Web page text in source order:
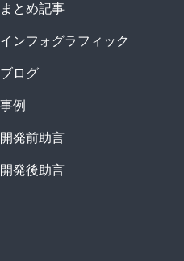
まとめ記事
インフォグラフィック
ブログ
事例
開発前助言
開発後助言